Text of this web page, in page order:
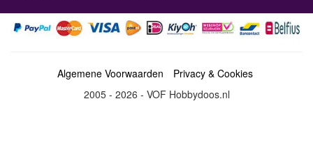
Algemene Voorwaarden
Privacy & Cookies
2005 - 2026 - VOF Hobbydoos.nl